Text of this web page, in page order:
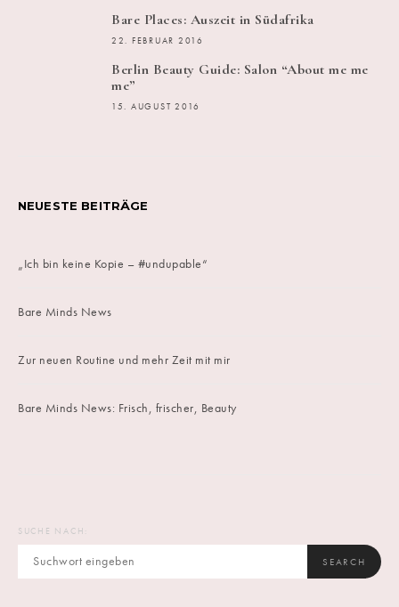
Bare Places: Auszeit in Südafrika
22. FEBRUAR 2016
Berlin Beauty Guide: Salon “About me me
me”
15. AUGUST 2016
NEUESTE BEITRÄGE
„Ich bin keine Kopie – #undupable“
Bare Minds News
Zur neuen Routine und mehr Zeit mit mir
Bare Minds News: Frisch, frischer, Beauty
SUCHE NACH:
SEARCH